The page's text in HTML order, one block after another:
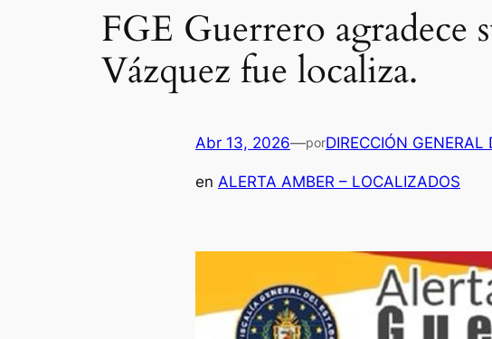
FGE Guerrero agradece
Vázquez fue localiza.
Abr 13, 2026—porDIRECCIÓN
en ALERTA AMBER – LOCALIZADOS